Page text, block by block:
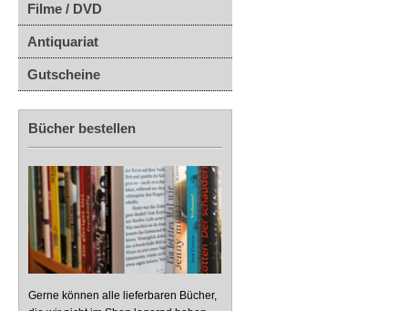
Filme / DVD
Antiquariat
Gutscheine
Bücher bestellen
Gerne können alle lieferbaren Bücher,